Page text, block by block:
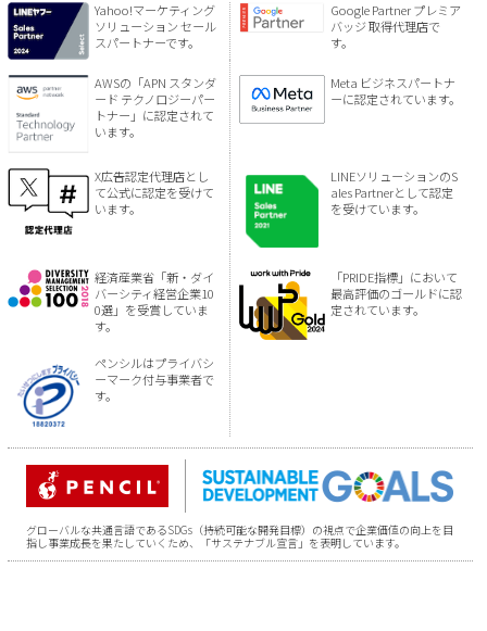
Yahoo!マーケティング
ソリューション セール
スパートナーです。
Google Partner プレミア
バッジ 取得代理店で
す。
AWSの「APN スタンダ
ード テクノロジーパー
トナー」に認定されて
います。
Meta ビジネスパートナ
ーに認定されています。
X広告認定代理店とし
て公式に認定を受けて
います。
LINEソリューションのS
ales Partnerとして認定
を受けています。
経済産業省「新・ダイ
バーシティ経営企業10
0選」を受賞していま
す。
「PRIDE指標」において
最高評価のゴールドに認
定されています。
ペンシルはプライバシ
ーマーク付与事業者で
す。
グローバルな共通言語であるSDGs（持続可能な開発目標）の視点で企業価値の向上を目
指し事業成長を果たしていくため、「サステナブル宣言」を表明しています。